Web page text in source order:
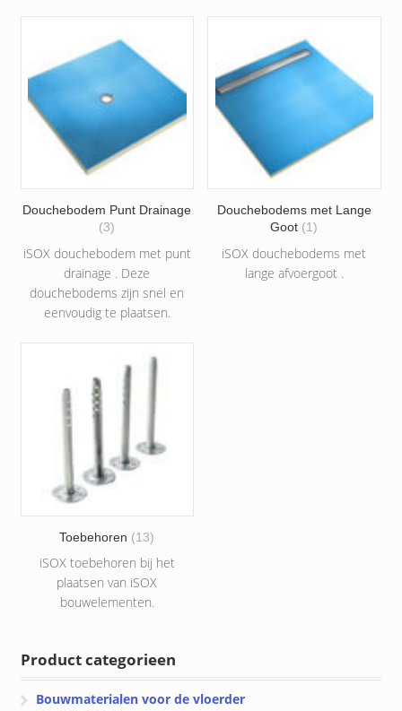
Douchebodem Punt Drainage
(3)
iSOX douchebodem met punt
drainage . Deze
douchebodems zijn snel en
eenvoudig te plaatsen.
Douchebodems met Lange
Goot (1)
iSOX douchebodems met
lange afvoergoot .
Toebehoren (13)
iSOX toebehoren bij het
plaatsen van iSOX
bouwelementen.
Product categorieen
Bouwmaterialen voor de vloerder